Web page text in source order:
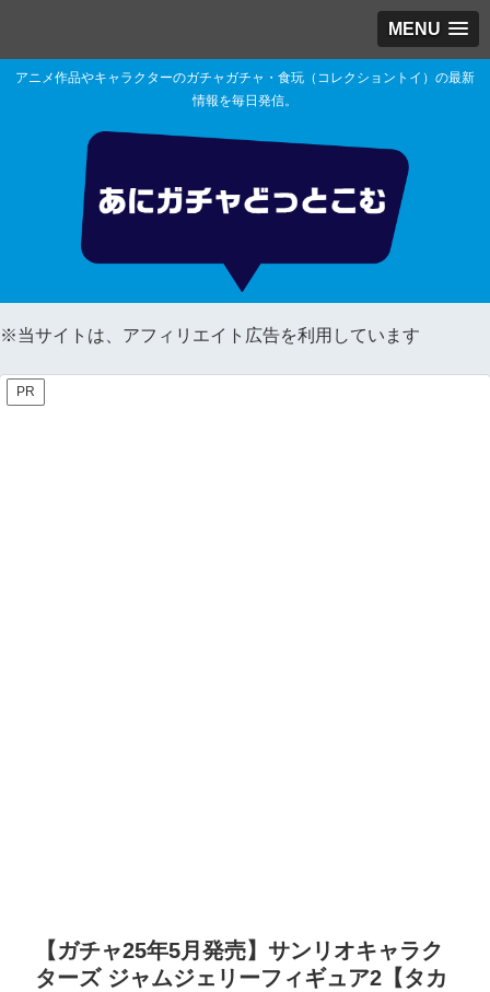
MENU
アニメ作品やキャラクターのガチャガチャ・食玩（コレクショントイ）の最新
情報を毎日発信。
※当サイトは、アフィリエイト広告を利用しています
PR
【ガチャ25年5月発売】サンリオキャラク
ターズ ジャムジェリーフィギュア2【タカ